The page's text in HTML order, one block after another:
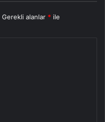
Gerekli alanlar * ile